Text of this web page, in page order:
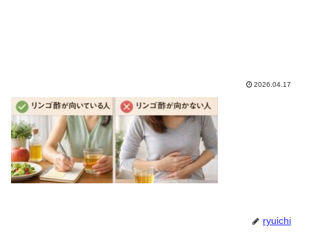
2026.04.17
ryuichi